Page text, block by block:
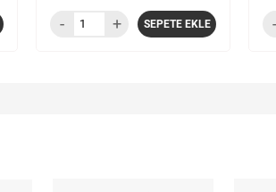
SEPETE EKLE